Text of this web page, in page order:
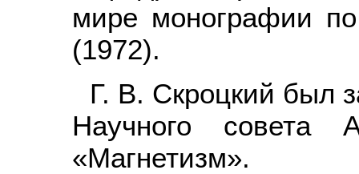
мире монографии по
(1972).
Г. В. Скроцкий был
Научного
«Магнетизм».